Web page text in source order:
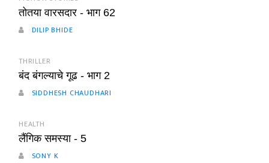
तोतया वारसदार - भाग 62
DILIP BHIDE
THRILLER
बंद बंगल्याचे गूढ - भाग 2
SIDDHESH CHAUDHARI
HEALTH
लैंगिक समस्या - 5
SONY K